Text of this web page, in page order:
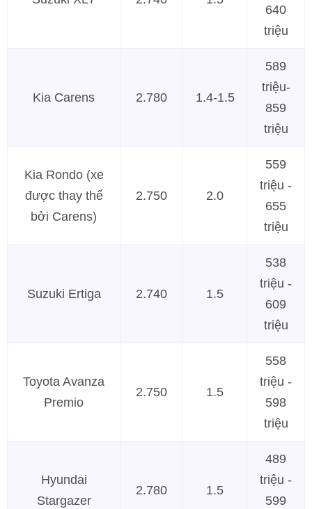
640
triệu
Kia Carens 2.780 1.4-1.5
589
triệu-
859
triệu
Kia Rondo (xe
được thay thế
bởi Carens)
2.750 2.0
559
triệu -
655
triệu
Suzuki Ertiga 2.740 1.5
538
triệu -
609
triệu
Toyota Avanza
Premio
2.750 1.5
558
triệu -
598
triệu
Hyundai
Stargazer
2.780 1.5
489
triệu -
599